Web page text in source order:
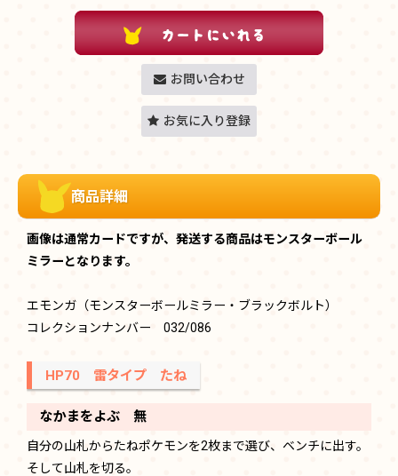
お問い合わせ
お気に入り登録
商品詳細
画像は通常カードですが、発送する商品はモンスターボール
ミラーとなります。
エモンガ（モンスターボールミラー・ブラックボルト）
コレクションナンバー 032/086
HP70 雷タイプ たね
なかまをよぶ 無
自分の山札からたねポケモンを2枚まで選び、ベンチに出す。
そして山札を切る。